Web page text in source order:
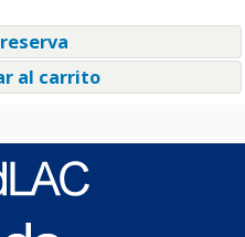
al carrito